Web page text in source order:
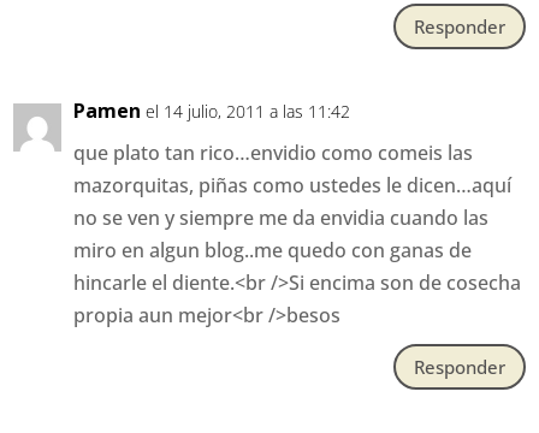
Responder
Pamen el 14 julio, 2011 a las 11:42
que plato tan rico…envidio como comeis las
mazorquitas, piñas como ustedes le dicen…aquí
no se ven y siempre me da envidia cuando las
miro en algun blog..me quedo con ganas de
hincarle el diente.<br />Si encima son de cosecha
propia aun mejor<br />besos
Responder